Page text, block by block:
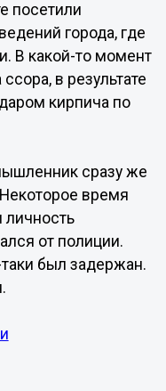
посетили
города, где
В какой-то момент
в результате
кирпича по
сразу же
время
личность
от полиции.
был задержан.